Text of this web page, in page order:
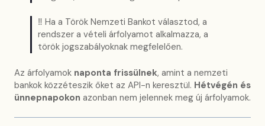
‼️ Ha a Török Nemzeti Bankot választod, a
rendszer a vételi árfolyamot alkalmazza, a
török jogszabályoknak megfelelően.
Az árfolyamok naponta frissülnek, amint a nemzeti
bankok közzéteszik őket az API-n keresztül. Hétvégén és
ünnepnapokon azonban nem jelennek meg új árfolyamok.